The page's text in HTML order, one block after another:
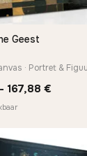
SNEL BEKIJKEN
Geest
· Portret &
- 167,88 €